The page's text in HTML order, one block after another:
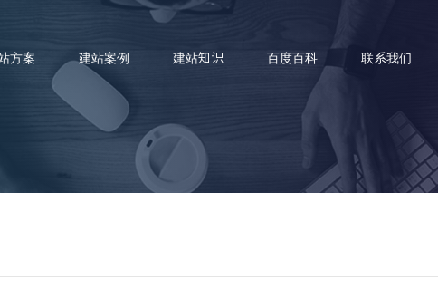
方案 建站案例 建站知识 百度百科 联系我们
先问一句：你们网站内容准备